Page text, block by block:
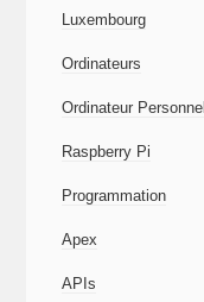
Luxembourg
Ordinateurs
Ordinateur Personnel
Raspberry Pi
Programmation
Apex
APIs